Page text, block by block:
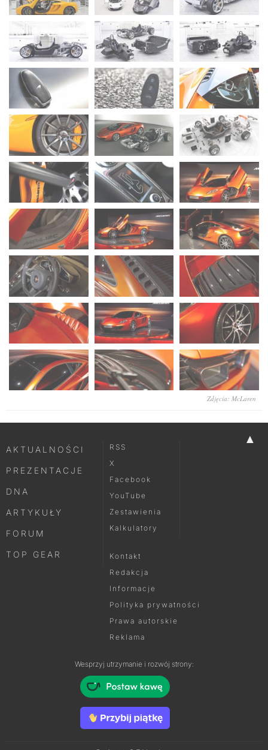
Zdjęcia: McLaren
▲
AKTUALNOŚCI
PREZENTACJE
DNA
ARTYKUŁY
FORUM
TOP GEAR
RSS
X
Facebook
YouTube
Zestawienia
Kalkulatory
Kontakt
Redakcja
Informacje
Polityka prywatności
Prawa autorskie
Reklama
Wesprzyj utrzymanie i rozwój strony: